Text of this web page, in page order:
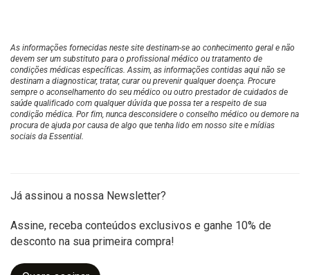
As informações fornecidas neste site destinam-se ao conhecimento geral e não
devem ser um substituto para o profissional médico ou tratamento de
condições médicas específicas. Assim, as informações contidas aqui não se
destinam a diagnosticar, tratar, curar ou prevenir qualquer doença. Procure
sempre o aconselhamento do seu médico ou outro prestador de cuidados de
saúde qualificado com qualquer dúvida que possa ter a respeito de sua
condição médica. Por fim, nunca desconsidere o conselho médico ou demore na
procura de ajuda por causa de algo que tenha lido em nosso site e mídias
sociais da Essential.
Já assinou a nossa Newsletter?
Assine, receba conteúdos exclusivos e ganhe 10% de
desconto na sua primeira compra!